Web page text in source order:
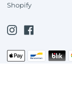
Shopify